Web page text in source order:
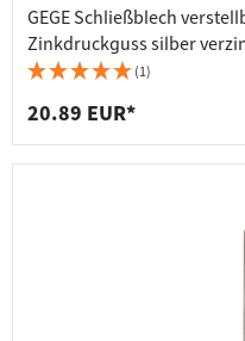
GEGE Schließblech
Zinkdruckguss silber
(1)
20.89 EUR*